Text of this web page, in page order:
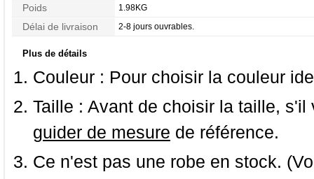
Morphologie
Poids 1.98KG
Délai de livraison 2-8 jours ouvrables.
Plus de détails
Couleur : Pour choisir la couleur
Taille : Avant de choisir la taille,
guider de mesure de référence.
Ce n'est pas une robe en stock.